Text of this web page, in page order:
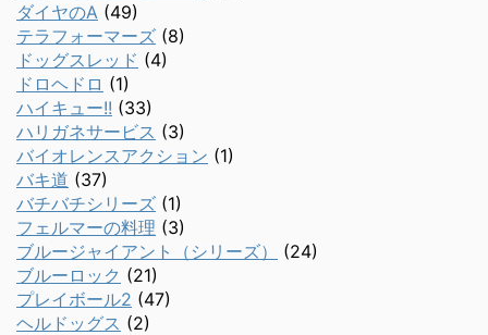
ダイヤのA (49)
テラフォーマーズ (8)
ドッグスレッド (4)
ドロヘドロ (1)
ハイキュー!! (33)
ハリガネサービス (3)
バイオレンスアクション (1)
バキ道 (37)
バチバチシリーズ (1)
フェルマーの料理 (3)
ブルージャイアント（シリーズ）
(24)
ブルーロック (21)
プレイボール2 (47)
ヘルドッグス (2)